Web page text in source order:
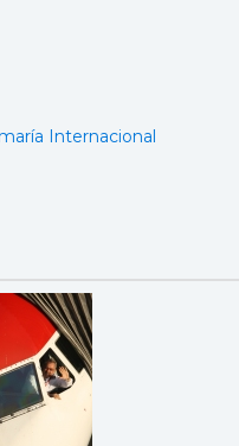
Internacional